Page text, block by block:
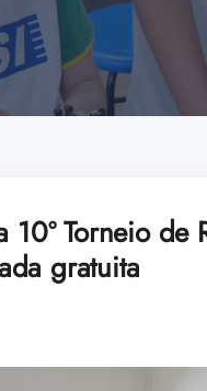
10º Torneio
gratuita